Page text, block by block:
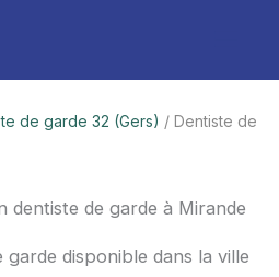
de garde 32 (Gers) / Dentiste de
dentiste de garde à Mirande
garde disponible dans la ville